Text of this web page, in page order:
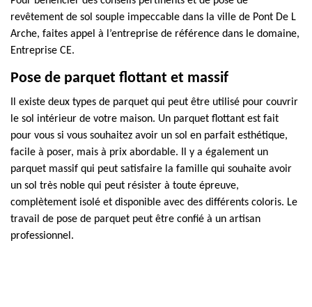
revêtement de sol souple impeccable dans la ville de Pont De L
Arche, faites appel à l’entreprise de référence dans le domaine,
Entreprise CE.
Pose de parquet flottant et massif
Il existe deux types de parquet qui peut être utilisé pour couvrir
le sol intérieur de votre maison. Un parquet flottant est fait
pour vous si vous souhaitez avoir un sol en parfait esthétique,
facile à poser, mais à prix abordable. Il y a également un
parquet massif qui peut satisfaire la famille qui souhaite avoir
un sol très noble qui peut résister à toute épreuve,
complètement isolé et disponible avec des différents coloris. Le
travail de pose de parquet peut être confié à un artisan
professionnel.